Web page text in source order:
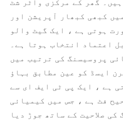
کبھی کبھار آپریشن اور
ہوتی ہے ، ایک گیٹ والو
اعتماد انتخاب ہوتا ہے۔
پروسیسنگ کی ترتیب میں
ایسڈ کو عین مطابق بہاؤ
ہے ، ایک پی ٹی ایف ای سے
فٹ ہے ، جس میں کیمیائی
صلاحیت کے ساتھ جوڑ دیا